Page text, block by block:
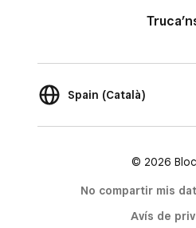
Spain (Català)
© 2026
No compartir mis
Avís de